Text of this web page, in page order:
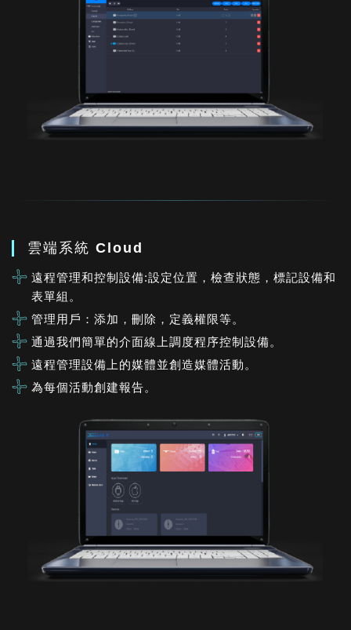
雲端系統 Cloud
遠程管理和控制設備:設定位置，檢查狀態，標記設備和
表單組。
管理用戶：添加，刪除，定義權限等。
通過我們簡單的介面線上調度程序控制設備。
遠程管理設備上的媒體並創造媒體活動。
為每個活動創建報告。